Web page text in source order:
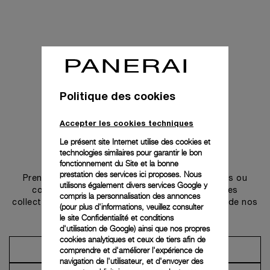
Prendre contact
Prenez rendez-vous dans l’une de nos boutiques ou
contactez notre conciergerie pour découvrir les
collections et bénéficier des conseils ou services de nos
ambassadeurs.
Prendre un rendez-vous
Politique des cookies
Accepter les cookies techniques
Le présent site Internet utilise des cookies et
technologies similaires pour garantir le bon
fonctionnement du Site et la bonne
prestation des services ici proposes. Nous
utilisons également divers services Google y
compris la personnalisation des annonces
(pour plus d'informations, veuillez consulter
le site Confidentialité et conditions
d'utilisation de Google) ainsi que nos propres
cookies analytiques et ceux de tiers afin de
comprendre et d'améliorer l'expérience de
navigation de l'utilisateur, et d'envoyer des